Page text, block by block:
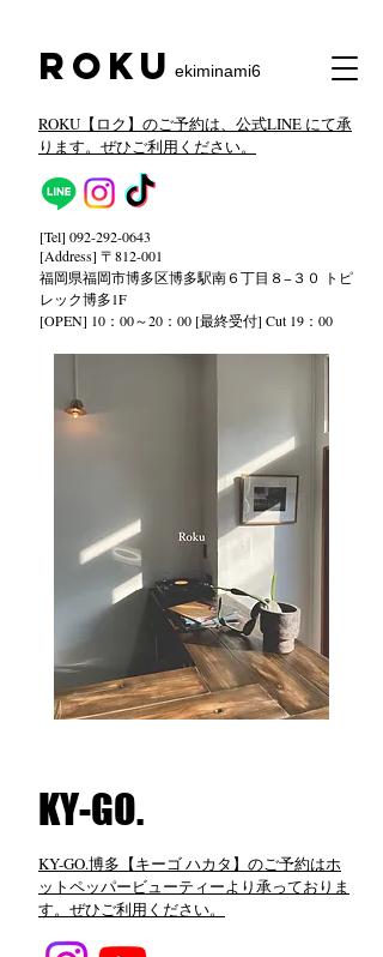
​Roku ekiminami6
[Tel] 092-292-0643
[Address] 〒812-001
福岡県福岡市博多区博多駅南６丁目８−３０ トピ
レック博多1F
[OPEN] 10：00～20：00 [最終受付] Cut 19：00
ROKU【ロク】のご予約は、公式LINE にて承
ります。ぜひご利用ください。
​KY-GO.
KY-GO.博多【キーゴ ハカタ】のご予約はホ
ットペッパービューティーより承っておりま
す。ぜひご利用ください。